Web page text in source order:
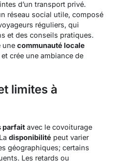
d’un transport privé.
réseau social utile, composé
réguliers, qui
et des conseils pratiques.
une communauté locale
crée une ambiance de
limites à
parfait avec le covoiturage
disponibilité peut varier
géographiques; certains
Les retards ou